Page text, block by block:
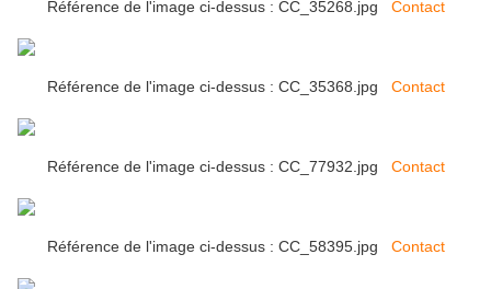
Référence de l'image ci-dessus : CC_35268.jpg Contact
Référence de l'image ci-dessus : CC_35368.jpg Contact
Référence de l'image ci-dessus : CC_77932.jpg Contact
Référence de l'image ci-dessus : CC_58395.jpg Contact